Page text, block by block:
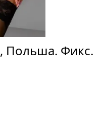
Польша. Фикс.